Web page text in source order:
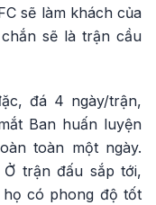
sẽ làm khách của
sẽ là trận cầu
đá 4 ngày/trận,
Ban huấn luyện
toàn một ngày.
trận đấu sắp tới,
họ có phong độ tốt